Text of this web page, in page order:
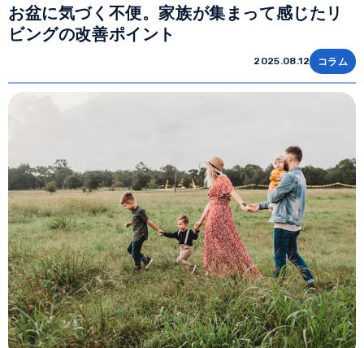
お盆に気づく不便。家族が集まって感じたリ
ビングの改善ポイント
2025.08.12 コラム